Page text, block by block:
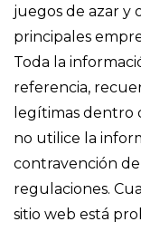
juegos de azar y
principales
Toda la
referencia,
legítimas dentro
no utilice la
contravención
regulaciones.
sitio web está